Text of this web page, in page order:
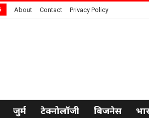
About Contact Privacy Policy
जुर्म टेक्नोलॉजी बिजनेस